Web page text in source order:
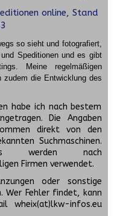
online, Stand
so sieht und fotografiert,
Speditionen und es gibt
Meine regelmäßigen
zudem die Entwicklung des
habe ich nach bestem
Die Angaben
direkt von den
Suchmaschinen.
werden nach
Firmen verwendet.
oder sonstige
Wer Fehler findet, kann
wheix(at)lkw-infos.eu